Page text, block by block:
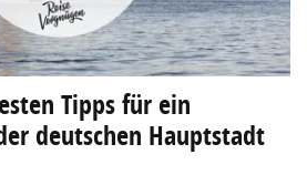
Tipps für ein
deutschen Hauptstadt